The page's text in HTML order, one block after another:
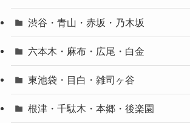
渋谷・青山・赤坂・乃木坂
六本木・麻布・広尾・白金
東池袋・目白・雑司ヶ谷
根津・千駄木・本郷・後楽園